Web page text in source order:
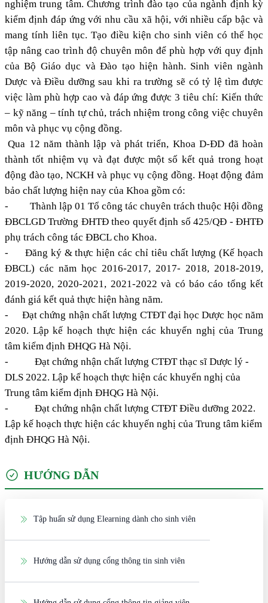
nghiệm trung tâm. Chương trình đào tạo của ngành định kỳ
kiểm định đáp ứng với nhu cầu xã hội, với nhiều cấp bậc và
mang tính liên tục. Tạo điều kiện cho sinh viên có thể học
tập nâng cao trình độ chuyên môn để phù hợp với quy định
của Bộ Giáo dục và Đào tạo hiện hành. Sinh viên ngành
Dược và Điều dưỡng sau khi ra trường sẽ có tỷ lệ tìm được
việc làm phù hợp cao và đáp ứng được 3 tiêu chí: Kiến thức
– kỹ năng – tính tự chủ, trách nhiệm trong công việc chuyên
môn và phục vụ cộng đồng.
Qua 12 năm thành lập và phát triển, Khoa D-ĐD đã hoàn
thành tốt nhiệm vụ và đạt được một số kết quả trong hoạt
động đào tạo, NCKH và phục vụ cộng đồng. Hoạt động đảm
bảo chất lượng hiện nay của Khoa gồm có:
-
Thành lập 01 Tổ công tác chuyên trách thuộc Hội đồng
ĐBCLGD Trường ĐHTĐ theo quyết định số 425/QĐ - ĐHTĐ
phụ trách công tác ĐBCL cho Khoa.
-
Đăng ký & thực hiện các chỉ tiêu chất lượng (Kế họach
ĐBCL) các năm học 2016-2017, 2017- 2018, 2018-2019,
2019-2020, 2020-2021, 2021-2022 và có báo cáo tổng kết
đánh giá kết quả thực hiện hàng năm.
-
Đạt chứng nhận chất lượng CTĐT đại học Dược học năm
2020. Lập kế hoạch thực hiện các khuyến nghị của Trung
tâm kiểm định ĐHQG Hà Nội.
- Đạt chứng nhận chất lượng CTĐT thạc sĩ Dược lý -
DLS 2022. Lập kế hoạch thực hiện các khuyến nghị của
Trung tâm kiểm định ĐHQG Hà Nội.
- Đạt chứng nhận chất lượng CTĐT Điều dưỡng 2022.
Lập kế hoạch thực hiện các khuyến nghị của Trung tâm kiểm
định ĐHQG Hà Nội.
HƯỚNG DẪN
Tập huấn sử dụng Elearning dành cho sinh viên
Hướng dẫn sử dụng cổng thông tin sinh viên